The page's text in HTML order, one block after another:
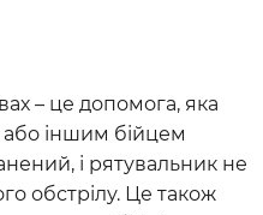
– це допомога, яка
або іншим бійцем
і рятувальник не
обстрілу. Це також